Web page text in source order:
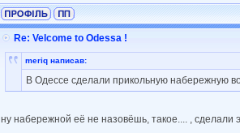
Re: Velcome to Odessa !
meriq написав:
В Одессе сделали прикольную набережную
ну набережной её не назовёшь, такое.... ,